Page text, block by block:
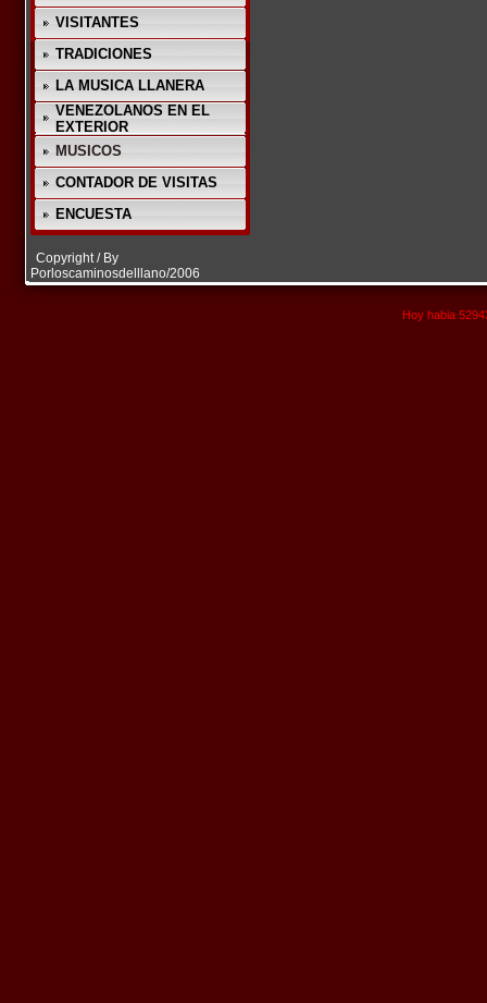
VISITANTES
TRADICIONES
LA MUSICA LLANERA
VENEZOLANOS EN EL
EXTERIOR
MUSICOS
CONTADOR DE VISITAS
ENCUESTA
Copyright / By
Porloscaminosdelllano/2006
Hoy habia